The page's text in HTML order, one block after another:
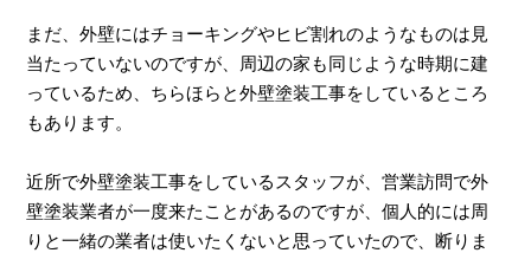
まだ、外壁にはチョーキングやヒビ割れのようなものは見
当たっていないのですが、周辺の家も同じような時期に建
っているため、ちらほらと外壁塗装工事をしているところ
もあります。
近所で外壁塗装工事をしているスタッフが、営業訪問で外
壁塗装業者が一度来たことがあるのですが、個人的には周
りと一緒の業者は使いたくないと思っていたので、断りま